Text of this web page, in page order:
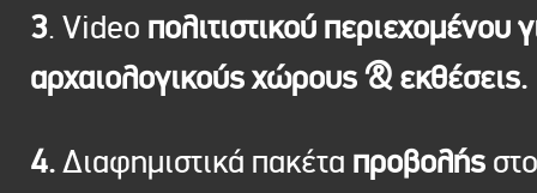
3. Video πολιτιστικού περιεχομένου
αρχαιολογικούς χώρους & εκθέσεις.
4.Διαφημιστικά πακέτα προβολής στο